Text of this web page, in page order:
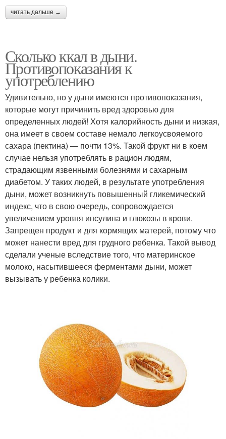
читать дальше →
Сколько ккал в дыни.
Противопоказания к
употреблению
Удивительно, но у дыни имеются противопоказания,
которые могут причинить вред здоровью для
определенных людей! Хотя калорийность дыни и низкая,
она имеет в своем составе немало легкоусвояемого
сахара (пектина) — почти 13%. Такой фрукт ни в коем
случае нельзя употреблять в рацион людям,
страдающим язвенными болезнями и сахарным
диабетом. У таких людей, в результате употребления
дыни, может возникнуть повышенный гликемический
индекс, что в свою очередь, сопровождается
увеличением уровня инсулина и глюкозы в крови.
Запрещен продукт и для кормящих матерей, потому что
может нанести вред для грудного ребенка. Такой вывод
сделали ученые вследствие того, что материнское
молоко, насытившееся ферментами дыни, может
вызывать у ребенка колики.